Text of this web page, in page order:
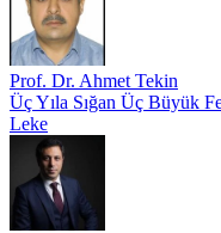
Prof. Dr. Ahmet Tekin
Üç Yıla Sığan Üç Büyük
Leke